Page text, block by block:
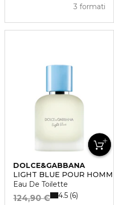
3 formati
DOLCE&GABBANA
LIGHT BLUE POUR HOMME
Eau De Toilette
124,90 € 4.5 6